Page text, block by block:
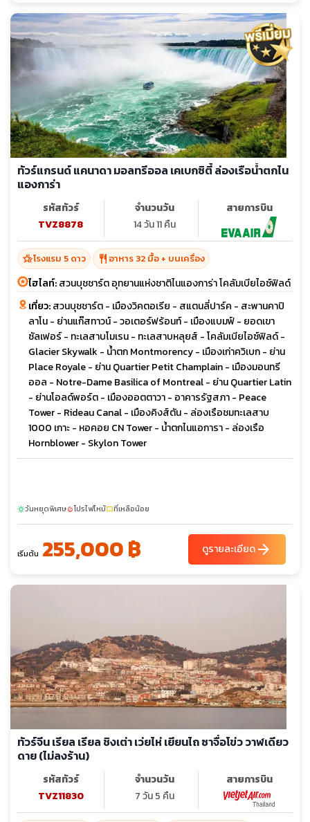
ทัวร์แกรนด์ แคนาดา มอลทรีออล เคเบกซิตี้ ล่องเรือน้ำตกไน
แองการ่า
รหัสทัวร์
TVZ8878
จำนวนวัน
14 วัน 11 คืน
สายการบิน
hotel_classโรงแรม 5 ดาว restaurant อาหาร 32 มื้อ + บนเครื่อง
ไฮไลท์:สวนบุชชาร์ต อุทยานแห่งชาติไนแองการ่า โคลัมเบียไอซ์ฟิลด์
เที่ยว:สวนบุชชาร์ต - เมืองวิคตอเรีย - สแตนลี่ปาร์ค - สะพานคาปิ
ลาโน - ย่านแก๊สทาวน์ - วอเตอร์ฟร้อนท์ - เมืองแบมฟ์ - ยอดเขา
ซัลเฟอร์ - ทะเลสาบโมเรน - ทะเลสาบหลุยส์ - โคลัมเบียไอซ์ฟิลด์ -
Glacier Skywalk - น้ำตก Montmorency - เมืองเก่าควิเบก - ย่าน
Place Royale - ย่าน Quartier Petit Champlain - เมืองมอนทรี
ออล - Notre-Dame Basilica of Montreal - ย่าน Quartier Latin
- ย่านโอลด์พอร์ต - เมืองออตตาวา - อาคารรัฐสภา - Peace
Tower - Rideau Canal - เมืองคิงส์ตัน - ล่องเรือชมทะเลสาบ
1000 เกาะ - หอคอย CN Tower - น้ำตกไนแอการา - ล่องเรือ
Hornblower - Skylon Tower
sunnyวันหยุดพิเศษlocal_fire_departmentโปรไฟไหม้confirmation_numberที่เหลือน้อย
เริ่มต้น 255,000 ฿ ดูรายละเอียดarrow_forward
ทัวร์จีน เรียล เรียล ชิงเต่า เว่ยไห่ เยียนไถ ซาจื่อโข่ว วาฬเดียว
ดาย (ไม่ลงร้าน)
รหัสทัวร์
TVZ11830
จำนวนวัน
7 วัน 5 คืน
สายการบิน